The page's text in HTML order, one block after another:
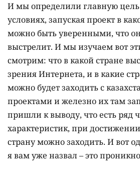
И мы определили главную
условиях, запуская проект в
можно быть уверенными, что
выстрелит. И мы изучаем вот
смотрим: что в какой стране
зрения Интернета, и в какие
можно будет заходить с
проектами и железно их там
пришли к выводу, что есть ряд
характеристик, при
страну можно заходить. И вот
я вам уже назвал – это